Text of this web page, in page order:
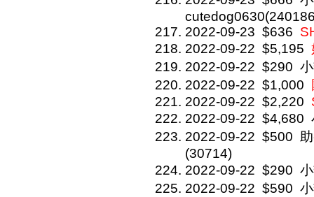
2022-09-23 $636
2022-09-22 $5,195
2022-09-22 $290
2022-09-22 $1,000
2022-09-22 $2,220
2022-09-22 $4,680
2022-09-22 $500
(30714)
2022-09-22 $290
2022-09-22 $590